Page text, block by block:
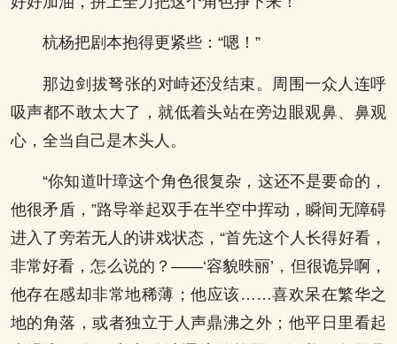
杭杨把剧本抱得更紧些：“嗯！”
那边剑拔弩张的对峙还没结束。周围一众人连呼
吸声都不敢太大了，就低着头站在旁边眼观鼻、鼻观
心，全当自己是木头人。
“你知道叶璋这个角色很复杂，这还不是要命的，
他很矛盾，”路导举起双手在半空中挥动，瞬间无障碍
进入了旁若无人的讲戏状态，“首先这个人长得好看，
非常好看，怎么说的？——‘容貌昳丽’，但很诡异啊，
他存在感却非常地稀薄；他应该……喜欢呆在繁华之
地的角落，或者独立于人声鼎沸之外；他平日里看起